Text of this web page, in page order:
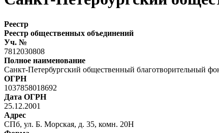
Реестр
Реестр общественных объединений
Уч. №
7812030808
Полное наименование
Санкт-Петербургский общественный благотворительный
ОГРН
1037858018692
Дата ОГРН
25.12.2001
Адрес
СПб, ул. Б. Морская, д. 35, комн. 20Н